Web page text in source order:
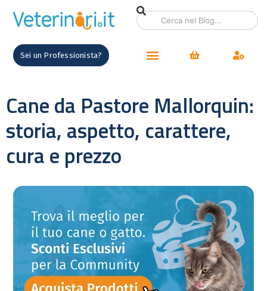
Sei un Professionista?
Cane da Pastore Mallorquin:
storia, aspetto, carattere,
cura e prezzo